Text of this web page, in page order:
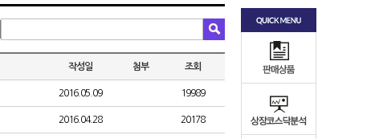
작성일 첨부 조회
2016.05.09 19989
2016.04.28 20178